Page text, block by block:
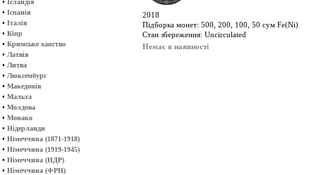
Ісландія
• Іспанія
• Італія
• Кіпр
• Кримське ханство
• Латвія
• Литва
• Люксембург
• Македонія
• Мальта
• Молдова
• Монако
• Нідерланди
• Німеччина (1871-1918)
• Німеччина (1919-1945)
• Німеччина (НДР)
• Німеччина (ФРН)
2018
Підборка монет: 500, 200, 100, 50 сум Fe(Ni)
Стан збереження: Uncirculated
Немає в наявності